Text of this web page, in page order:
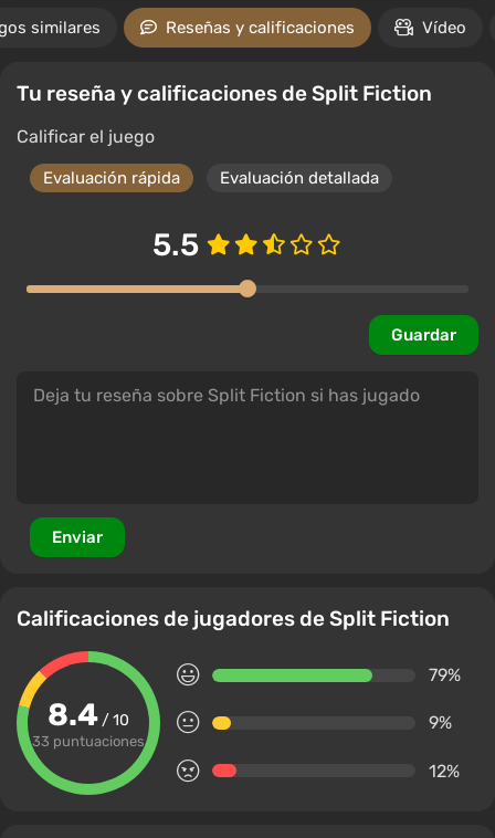
similares Reseñas y calificaciones Vídeo
Tu reseña y calificaciones de Split Fiction
Calificar el juego
Evaluación rápida Evaluación detallada
5.5
Guardar
Enviar
Calificaciones de jugadores de Split Fiction
8.4 / 10
33 puntuaciones
79%
9%
12%